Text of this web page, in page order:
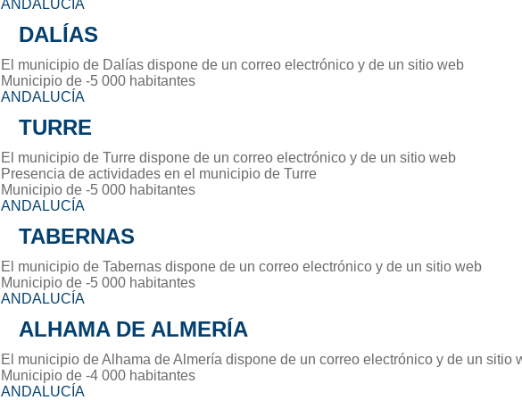
ANDALUCÍA
DALÍAS
El municipio de Dalías dispone de un correo electrónico y de un sitio web
Municipio de -5 000 habitantes
ANDALUCÍA
TURRE
El municipio de Turre dispone de un correo electrónico y de un sitio web
Presencia de actividades en el municipio de Turre
Municipio de -5 000 habitantes
ANDALUCÍA
TABERNAS
El municipio de Tabernas dispone de un correo electrónico y de un sitio web
Municipio de -5 000 habitantes
ANDALUCÍA
ALHAMA DE ALMERÍA
El municipio de Alhama de Almería dispone de un correo electrónico y de un sitio
Municipio de -4 000 habitantes
ANDALUCÍA